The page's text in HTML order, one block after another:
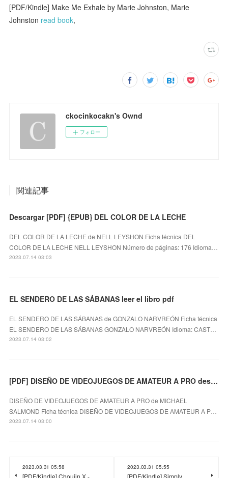
[PDF/Kindle] Make Me Exhale by Marie Johnston, Marie
Johnston read book,
ckocinkocakn's Ownd
フォロー
関連記事
Descargar [PDF] {EPUB} DEL COLOR DE LA LECHE
DEL COLOR DE LA LECHE de NELL LEYSHON Ficha técnica DEL
COLOR DE LA LECHE NELL LEYSHON Número de páginas: 176 Idioma…
2023.07.14 03:03
EL SENDERO DE LAS SÁBANAS leer el libro pdf
EL SENDERO DE LAS SÁBANAS de GONZALO NARVREÓN Ficha técnica
EL SENDERO DE LAS SÁBANAS GONZALO NARVREÓN Idioma: CAST…
2023.07.14 03:02
[PDF] DISEÑO DE VIDEOJUEGOS DE AMATEUR A PRO descargar gratis
DISEÑO DE VIDEOJUEGOS DE AMATEUR A PRO de MICHAEL
SALMOND Ficha técnica DISEÑO DE VIDEOJUEGOS DE AMATEUR A P…
2023.07.14 03:00
2023.03.31 05:58
[PDF/Kindle] Choujin X -
2023.03.31 05:55
[PDF/Kindle] Simply